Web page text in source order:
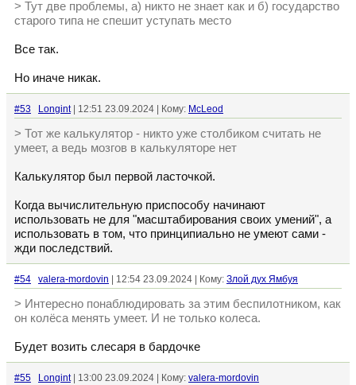
> Тут две проблемы, а) никто не знает как и б) государство
старого типа не спешит уступать место
Все так.
Но иначе никак.
#53 Longint| 12:51 23.09.2024 | Кому: McLeod
> Тот же калькулятор - никто уже столбиком считать не
умеет, а ведь мозгов в калькуляторе нет
Калькулятор был первой ласточкой.
Когда вычислительную приспособу начинают
использовать не для "масштабирования своих умений", а
использовать в том, что принципиально не умеют сами -
жди последствий.
#54 valera-mordovin | 12:54 23.09.2024 | Кому: Злой дух Ямбуя
> Интересно понаблюдировать за этим беспилотником, как
он колёса менять умеет. И не только колеса.
Будет возить слесаря в бардочке
#55 Longint| 13:00 23.09.2024 | Кому: valera-mordovin